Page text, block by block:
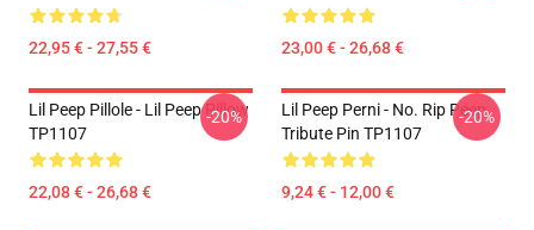
22,95 € - 27,55 € 23,00 € - 26,68 €
Lil Peep Pillole - Lil Peep Pillow
TP1107
22,08 € - 26,68 €
-20%
Lil Peep Perni - No. Rip Peep
Tribute Pin TP1107
9,24 € - 12,00 €
-20%